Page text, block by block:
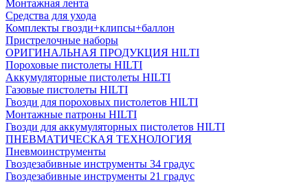
Монтажная лента
Средства для ухода
Комплекты гвозди+клипсы+баллон
Пристрелочные наборы
ОРИГИНАЛЬНАЯ ПРОДУКЦИЯ HILTI
Пороховые пистолеты HILTI
Аккумуляторные пистолеты HILTI
Газовые пистолеты HILTI
Гвозди для пороховых пистолетов HILTI
Монтажные патроны HILTI
Гвозди для аккумуляторных пистолетов HILTI
ПНЕВМАТИЧЕСКАЯ ТЕХНОЛОГИЯ
Пневмоинструменты
Гвоздезабивные инструменты 34 градус
Гвоздезабивные инструменты 21 градус